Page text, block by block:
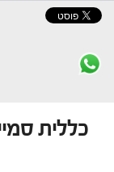
כללית